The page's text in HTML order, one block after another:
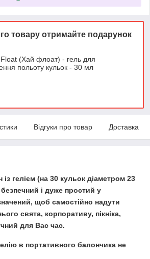
товару отримайте подарунок
(Хай флоат) - гель для
польоту кульок - 30 мл
Відгуки про товар Доставка
гелієм (на 30 кульок діаметром 23
і дуже простий у
щоб самостійно надути
свята, корпоративу, пікніка,
для Вас час.
в портативного балончика не